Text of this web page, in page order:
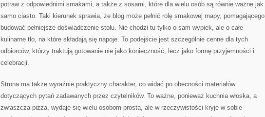
potraw z odpowiednimi smakami, a także z sosami, które dla wielu osób są równie ważne jak
samo ciasto. Taki kierunek sprawia, że blog może pełnić rolę smakowej mapy, pomagającego
budować pełniejsze doświadczenie stołu. Nie chodzi tu tylko o sam wypiek, ale o całe
kulinarne tło, na które składają się napoje. To podejście jest szczególnie cenne dla tych
odbiorców, którzy traktują gotowanie nie jako konieczność, lecz jako formę przyjemności i
celebracji.
Strona ma także wyraźnie praktyczny charakter, co widać po obecności materiałów
dotyczących pytań zadawanych przez czytelników. To ważne, ponieważ kuchnia włoska, a
zwłaszcza pizza, wydaje się wielu osobom prosta, ale w rzeczywistości kryje w sobie